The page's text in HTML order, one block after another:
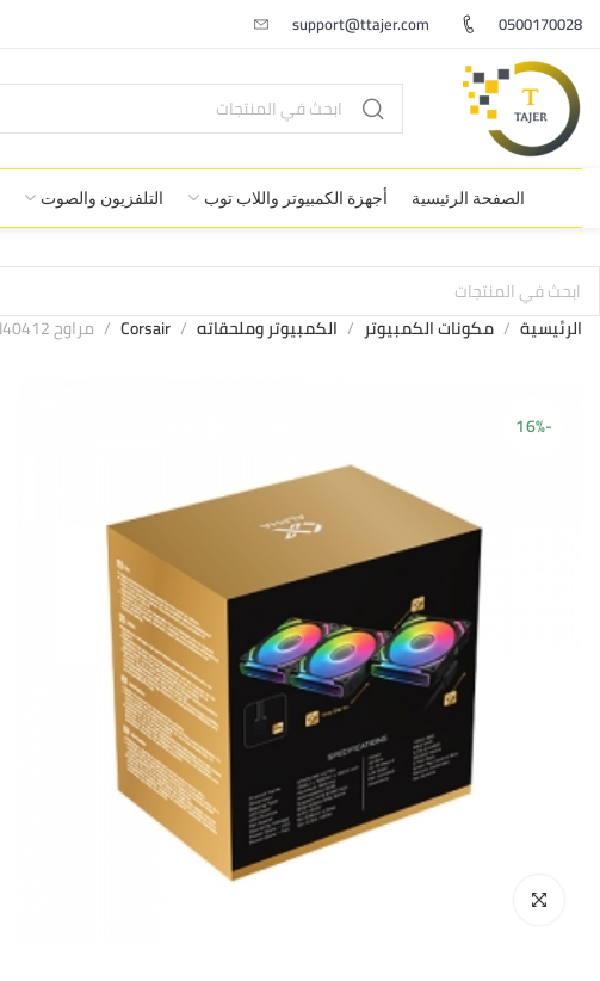
0500170028
support@ttajer.com
الصفحة الرئيسية أجهزة الكمبيوتر واللاب توب التلفزيون والصوت
الرئيسية مكونات الكمبيوتر الكمبيوتر وملحقاته Corsair مراوح Xigmatek Starlink Ultra 3X Black Easy Clip PWM ARGB EN40412
-16%